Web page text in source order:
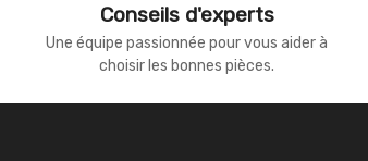
Conseils d'experts
Une équipe passionnée pour vous aider à
choisir les bonnes pièces.